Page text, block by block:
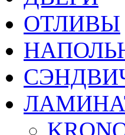
ОТЛИВЫ